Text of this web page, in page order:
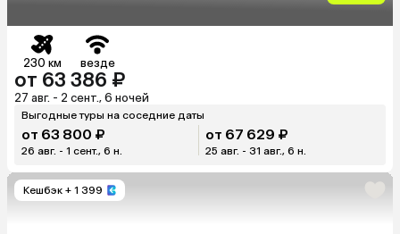
230 км везде
от 63 386 ₽
27 авг. - 2 сент., 6 ночей
Выгодные туры на соседние даты
от 63 800 ₽
26 авг. - 1 сент., 6 н.
от 67 629 ₽
25 авг. - 31 авг., 6 н.
Кешбэк + 1 399